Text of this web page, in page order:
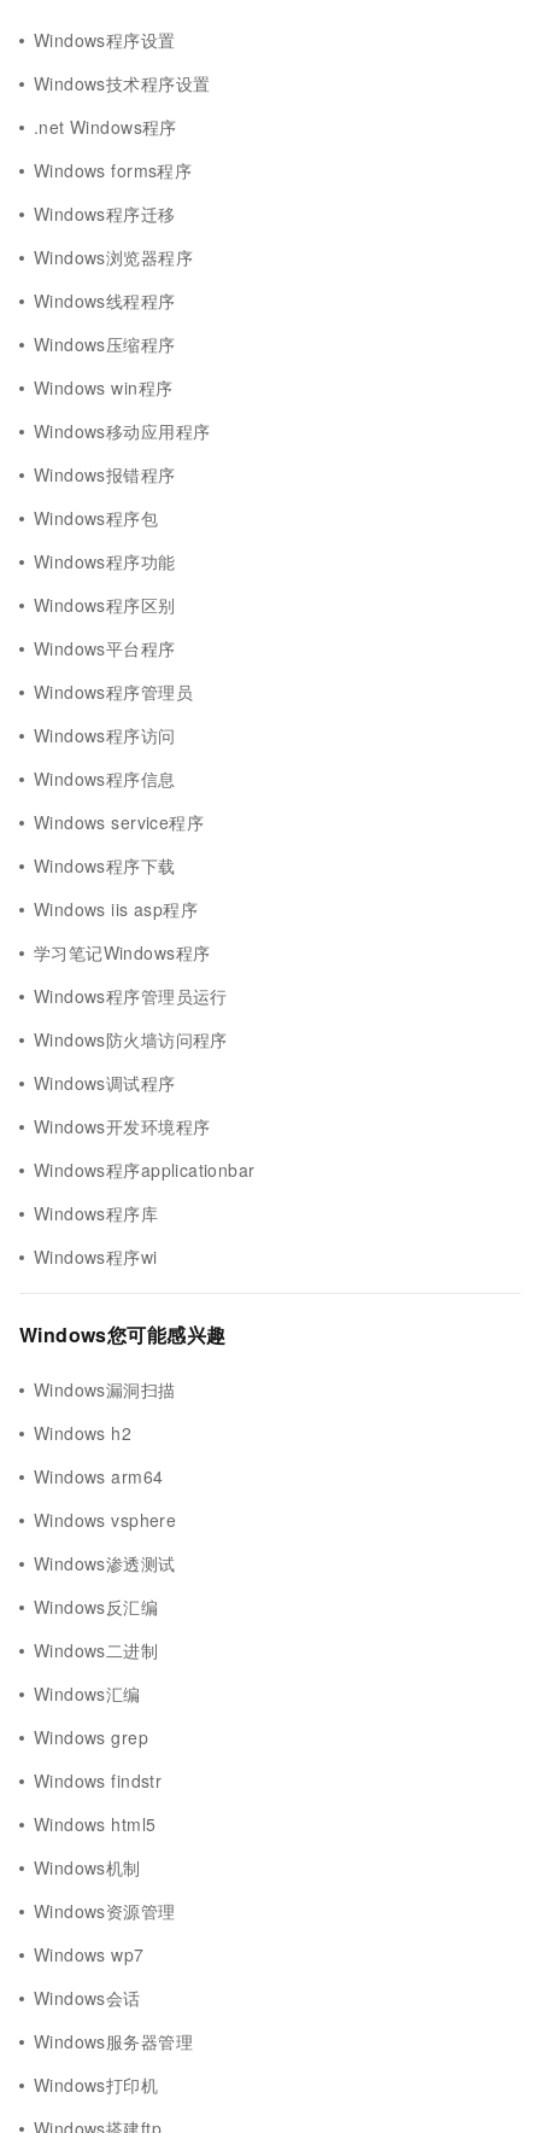
Windows程序设置
Windows技术程序设置
.net Windows程序
Windows forms程序
Windows程序迁移
Windows浏览器程序
Windows线程程序
Windows压缩程序
Windows win程序
Windows移动应用程序
Windows报错程序
Windows程序包
Windows程序功能
Windows程序区别
Windows平台程序
Windows程序管理员
Windows程序访问
Windows程序信息
Windows service程序
Windows程序下载
Windows iis asp程序
学习笔记Windows程序
Windows程序管理员运行
Windows防火墙访问程序
Windows调试程序
Windows开发环境程序
Windows程序applicationbar
Windows程序库
Windows程序wi
Windows您可能感兴趣
Windows漏洞扫描
Windows h2
Windows arm64
Windows vsphere
Windows渗透测试
Windows反汇编
Windows二进制
Windows汇编
Windows grep
Windows findstr
Windows html5
Windows机制
Windows资源管理
Windows wp7
Windows会话
Windows服务器管理
Windows打印机
Windows搭建ftp